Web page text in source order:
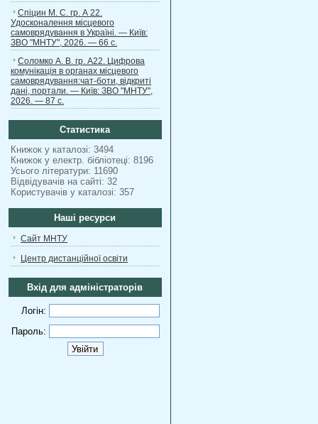
Спіцин М. С. гр. А 22.
Удосконалення місцевого
самоврядування в Україні. — Київ:
ЗВО "МНТУ", 2026. — 66 с.
Соломко А. В. гр. А22. Цифрова
комунікація в органах місцевого
самоврядування:чат-боти, відкриті
дані, портали. — Київ: ЗВО "МНТУ",
2026. — 87 с.
Статистика
Книжок у каталозі: 3494
Книжок у електр. бібліотеці: 8196
Усього літератури: 11690
Відвідувачів на сайті: 32
Користувачів у каталозі: 357
Наші ресурси
Сайт МНТУ
Центр дистанційної освіти
Вхід для адміністраторів
Логін:
Пароль: